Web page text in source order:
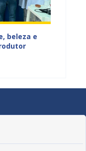
beleza e